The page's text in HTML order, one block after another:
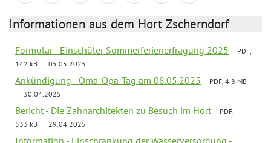
Informationen aus dem Hort Zscherndorf
Formular - Einschüler Sommerferienerfragung 2025
PDF,
142 kB
05.05.2025
Ankündigung - Oma-Opa-Tag am 08.05.2025
PDF, 4.8 MB
30.04.2025
Bericht - Die Zahnarchitekten zu Besuch im Hort
PDF,
533 kB
29.04.2025
Information - Einschränkung der Wasserversorgung -